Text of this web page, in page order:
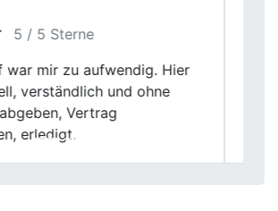
5 / 5 Sterne
fair behandelt! Fischer hat
Kombi zum vernünftigen Preis
Die Abholung war problemlos
prompt. Gerne wieder!